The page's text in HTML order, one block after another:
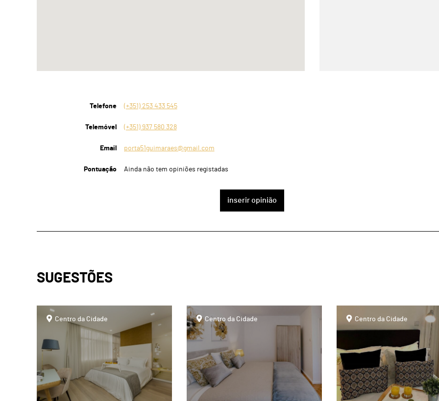
Telefone (+351) 253 433 545
Telemóvel (+351) 937 580 328
Email porta51guimaraes@gmail.com
Pontuação Ainda não tem opiniões registadas
inserir opinião
SUGESTÕES
pageCentro da Cidade pageCentro da Cidade pageCentro da Cidade